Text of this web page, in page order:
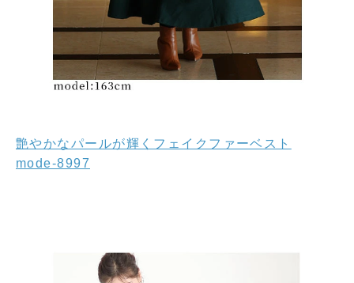
艶やかなパールが輝くフェイクファーベスト
mode-8997